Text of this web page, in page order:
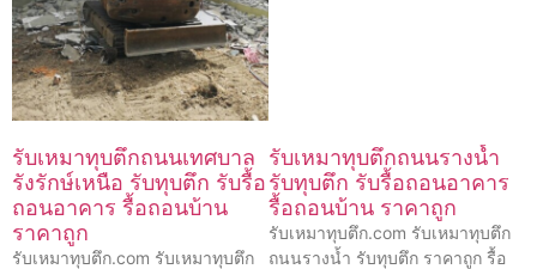
รับเหมาทุบตึกถนนเทศบาล
รังรักษ์เหนือ รับทุบตึก รับรื้อ
ถอนอาคาร รื้อถอนบ้าน
ราคาถูก
รับเหมาทุบตึก.com รับเหมาทุบตึก
รับเหมาทุบตึกถนนรางน้ำ
รับทุบตึก รับรื้อถอนอาคาร
รื้อถอนบ้าน ราคาถูก
รับเหมาทุบตึก.com รับเหมาทุบตึก
ถนนรางน้ำ รับทุบตึก ราคาถูก รื้อ